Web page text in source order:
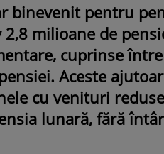
binevenit pentru
milioane de
cuprinse
Aceste
cu venituri
lunară, fără